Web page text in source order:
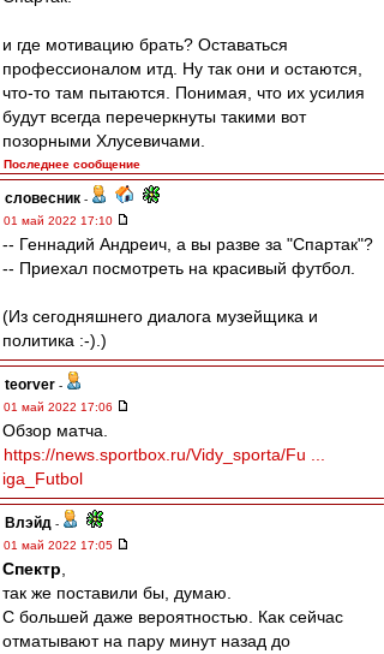
и где мотивацию брать? Оставаться
профессионалом итд. Ну так они и остаются,
что-то там пытаются. Понимая, что их усилия
будут всегда перечеркнуты такими вот
позорными Хлусевичами.
Последнее сообщение
словесник -
01 май 2022 17:10
-- Геннадий Андреич, а вы разве за "Спартак"?
-- Приехал посмотреть на красивый футбол.
(Из сегодняшнего диалога музейщика и
политика :-).)
teorver -
01 май 2022 17:06
Обзор матча.
https://news.sportbox.ru/Vidy_sporta/Fu ...
iga_Futbol
Влэйд -
01 май 2022 17:05
Спектр
так же поставили бы, думаю.
С большей даже вероятностью. Как сейчас
отматывают на пару минут назад до